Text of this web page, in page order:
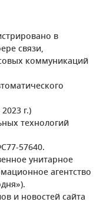
в
связи,
коммуникаций
г.)
технологий
57640.
унитарное
агентство
и новостей сайта